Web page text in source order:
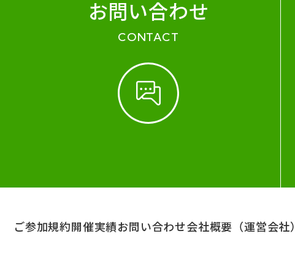
お問い合わせ
CONTACT
ご参加規約開催実績お問い合わせ会社概要（運営会社）